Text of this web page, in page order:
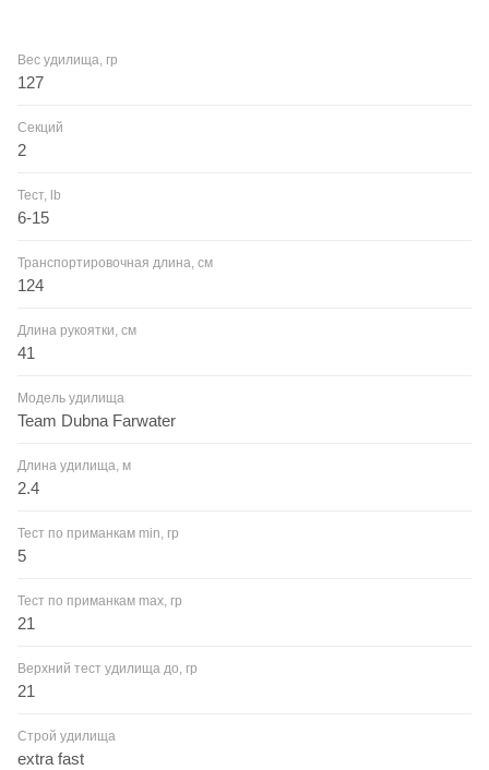
Вес удилища, гр
127
Секций
2
Тест, lb
6-15
Транспортировочная длина, см
124
Длина рукоятки, см
41
Модель удилища
Team Dubna Farwater
Длина удилища, м
2.4
Тест по приманкам min, гр
5
Тест по приманкам max, гр
21
Верхний тест удилища до, гр
21
Строй удилища
extra fast